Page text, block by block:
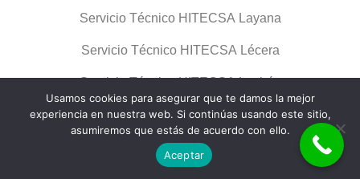
Servicio Técnico HITECSA Layana
Servicio Técnico HITECSA Lécera
Servicio Técnico HITECSA Lechón
Servicio Técnico HITECSA Leciñena
Servicio Técnico HITECSA Letux
Usamos cookies para asegurar que te damos la mejor
experiencia en nuestra web. Si continúas usando este sitio,
asumiremos que estás de acuerdo con ello.
Aceptar